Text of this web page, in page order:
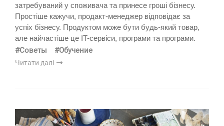
затребуваний у споживача та принесе гроші бізнесу.
Простіше кажучи, продакт-менеджер відповідає за
успіх бізнесу. Продуктом може бути будь-який товар,
але найчастіше це IT-сервіси, програми та програми.
#Советы #Обучение
Читати далі